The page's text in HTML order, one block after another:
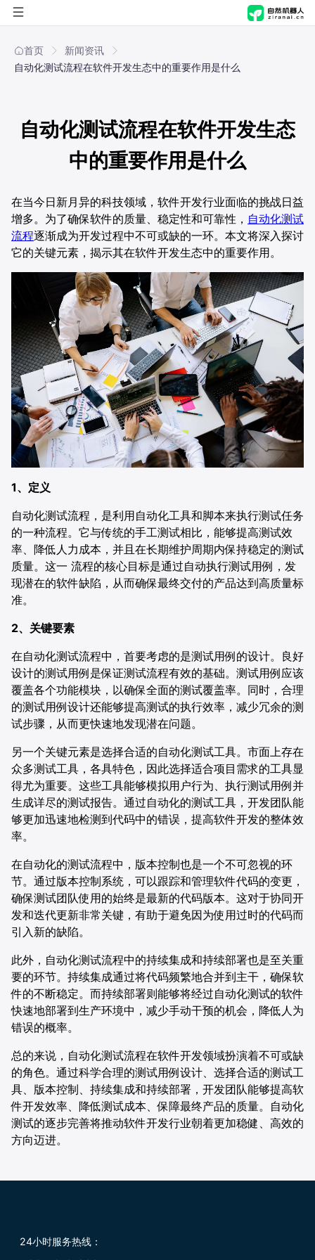
首页
概览
产品能力
技术与安全
自然机器人
应用场景
制造
文化传媒
餐饮
电商
供应链
证券
电信
医疗
职能
财务
AI舆情管理解决方案
AI直播获客解决方案
公司
新闻资讯
合作伙伴
首页
新闻资讯
自动化测试流程在软件开发生态中的重要作用是什么
自动化测试流程在软件开发生态
中的重要作用是什么
在当今日新月异的科技领域，软件开发行业面临的挑战日益
增多。为了确保软件的质量、稳定性和可靠性， 自动化测试
流程逐渐成为开发过程中不可或缺的一环。本文将深入探讨
它的关键元素，揭示其在软件开发生态中的重要作用。
1、定义
自动化测试流程，是利用自动化工具和脚本来执行测试任务
的一种流程。它与传统的手工测试相比，能够提高测试效
率、降低人力成本，并且在长期维护周期内保持稳定的测试
质量。这一 流程的核心目标是通过自动执行测试用例，发
现潜在的软件缺陷，从而确保最终交付的产品达到高质量标
准。
2、关键要素
在自动化测试流程中，首要考虑的是测试用例的设计。良好
设计的测试用例是保证测试流程有效的基础。测试用例应该
覆盖各个功能模块，以确保全面的测试覆盖率。同时，合理
的测试用例设计还能够提高测试的执行效率，减少冗余的测
试步骤，从而更快速地发现潜在问题。
另一个关键元素是选择合适的自动化测试工具。市面上存在
众多测试工具，各具特色，因此选择适合项目需求的工具显
得尤为重要。这些工具能够模拟用户行为、执行测试用例并
生成详尽的测试报告。通过自动化的测试工具，开发团队能
够更加迅速地检测到代码中的错误，提高软件开发的整体效
率。
在自动化的测试流程中，版本控制也是一个不可忽视的环
节。通过版本控制系统，可以跟踪和管理软件代码的变更，
确保测试团队使用的始终是最新的代码版本。这对于协同开
发和迭代更新非常关键，有助于避免因为使用过时的代码而
引入新的缺陷。
此外，自动化测试流程中的持续集成和持续部署也是至关重
要的环节。持续集成通过将代码频繁地合并到主干，确保软
件的不断稳定。而持续部署则能够将经过自动化测试的软件
快速地部署到生产环境中，减少手动干预的机会，降低人为
错误的概率。
总的来说，自动化测试流程在软件开发领域扮演着不可或缺
的角色。通过科学合理的测试用例设计、选择合适的测试工
具、版本控制、持续集成和持续部署，开发团队能够提高软
件开发效率、降低测试成本、保障最终产品的质量。自动化
测试的逐步完善将推动软件开发行业朝着更加稳健、高效的
方向迈进。‍
24小时服务热线：